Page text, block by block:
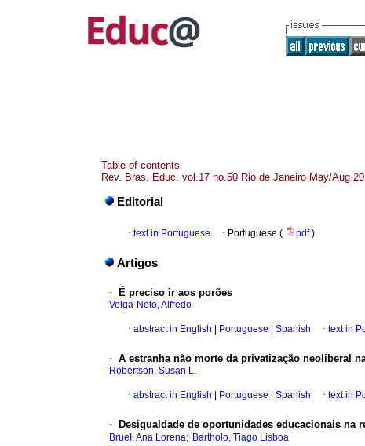
Table of contents
Rev. Bras. Educ. vol.17 no.50 Rio de Janeiro May/Aug
Editorial
· text in Portuguese · Portuguese ( pdf)
Artigos
· É preciso ir aos porões
Veiga-Neto, Alfredo
· abstract in English Portuguese Spanish · text in
· A estranha não morte da privatização neoliberal
Robertson, Susan L.
· abstract in English Portuguese Spanish · text in
· Desigualdade de oportunidades educacionais
BrueI, Ana Lorena; Bartholo, Tiago Lisboa